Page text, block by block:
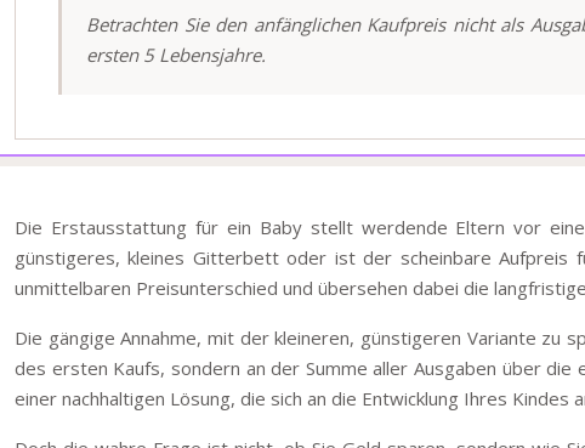
Betrachten Sie den anfänglichen Kaufpreis nicht als
ersten 5 Lebensjahre.
Die Erstausstattung für ein Baby stellt werdende Eltern vor
günstigeres, kleines Gitterbett oder ist der scheinbare Aufpreis
unmittelbaren Preisunterschied und übersehen dabei die
Die gängige Annahme, mit der kleineren, günstigeren Variante zu
des ersten Kaufs, sondern an der Summe aller Ausgaben über
einer nachhaltigen Lösung, die sich an die Entwicklung Ihres Kindes